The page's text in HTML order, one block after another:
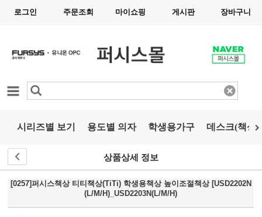
로그인 주문조회 마이쇼핑 게시판 장바구니
카테고리
시리즈별 보기 용도별 의자 학생용가구 데스크(책상)
상품상세 정보
[0257]퍼시스책상 티티책상(TiTi) 학생용책상 높이조절책상 [USD2202N
(L/M/H)_USD2203N(L/M/H)